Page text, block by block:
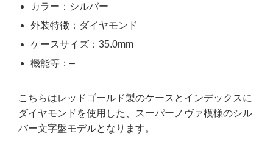
カラー：シルバー
外装特徴：ダイヤモンド
ケースサイズ：35.0mm
機能等：–
こちらはレッドゴールド製のケースとインデックスに
ダイヤモンドを使用した、スーパーノヴァ模様のシル
バー文字盤モデルとなります。